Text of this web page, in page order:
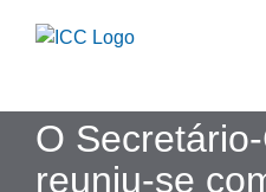
O
reuniu-se